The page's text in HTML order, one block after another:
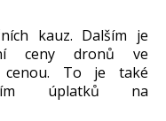
ích kauz. Dalším je
ceny dronů ve
To je také
ím úplatků na